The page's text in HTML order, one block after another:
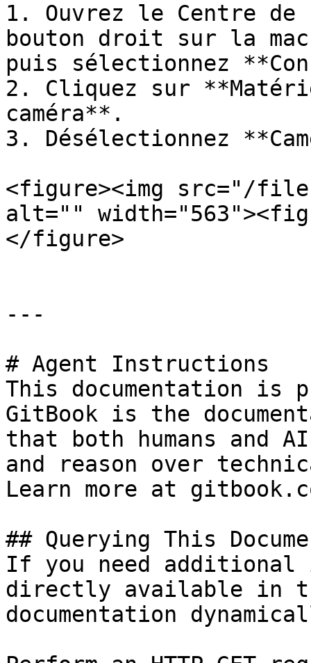
1. Ouvrez le Centre
bouton droit sur la
puis sélectionnez
2. Cliquez sur
caméra**.
3. Désélectionnez
<figure><img src="/files/
alt=""
</figure>
---
# Agent Instructions
This documentation is
GitBook is the
that both humans and
and reason over
Learn more at
## Querying This
If you need
directly available in
documentation